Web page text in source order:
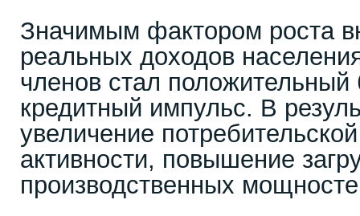
Значимым фактором роста
реальных доходов
членов стал
кредитный импульс. В
увеличение
активности, повышение
производственных